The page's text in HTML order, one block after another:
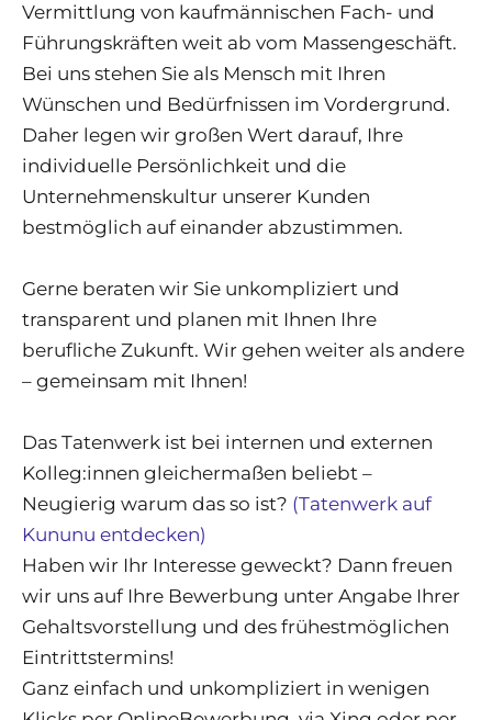
Vermittlung von kaufmännischen Fach- und
Führungskräften weit ab vom Massengeschäft.
Bei uns stehen Sie als Mensch mit Ihren
Wünschen und Bedürfnissen im Vordergrund.
Daher legen wir großen Wert darauf, Ihre
individuelle Persönlichkeit und die
Unternehmenskultur unserer Kunden
bestmöglich auf einander abzustimmen.
Gerne beraten wir Sie unkompliziert und
transparent und planen mit Ihnen Ihre
berufliche Zukunft. Wir gehen weiter als andere
– gemeinsam mit Ihnen!
Das Tatenwerk ist bei internen und externen
Kolleg:innen gleichermaßen beliebt –
Neugierig warum das so ist? (Tatenwerk auf
Kununu entdecken)
Haben wir Ihr Interesse geweckt? Dann freuen
wir uns auf Ihre Bewerbung unter Angabe Ihrer
Gehaltsvorstellung und des frühestmöglichen
Eintrittstermins!
Ganz einfach und unkompliziert in wenigen